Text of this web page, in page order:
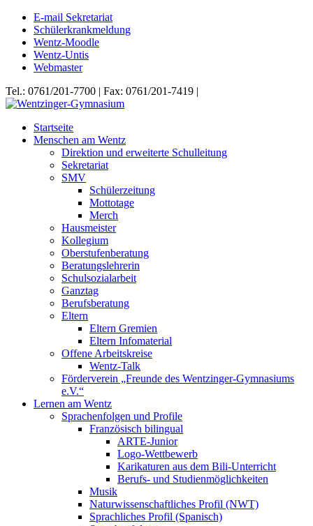
E-mail Sekretariat
Schülerkrankmeldung
Wentz-Moodle
Wentz-Untis
Webmaster
Tel.: 0761/201-7700 | Fax: 0761/201-7419 |
Startseite
Menschen am Wentz
Direktion und erweiterte Schulleitung
Sekretariat
SMV
Schülerzeitung
Mottotage
Merch
Hausmeister
Kollegium
Oberstufenberatung
Beratungslehrerin
Schulsozialarbeit
Ganztag
Berufsberatung
Eltern
Eltern Gremien
Eltern Infomaterial
Offene Arbeitskreise
Wentz-Talk
Förderverein „Freunde des Wentzinger-Gymnasiums
e.V.“
Lernen am Wentz
Sprachenfolgen und Profile
Französisch bilingual
ARTE-Junior
Logo-Wettbewerb
Karikaturen aus dem Bili-Unterricht
Berufs- und Studienmöglichkeiten
Musik
Naturwissenschaftliches Profil (NWT)
Sprachliches Profil (Spanisch)